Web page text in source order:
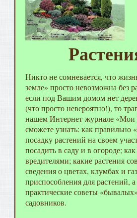
Никто не сомневается, что
земле» просто невозможна без
если под Вашим домом нет
(что просто невероятно!), то
нашем Интернет-журнале «Мои
сможете узнать: как правильно
посадку растений на своем
посадить в саду и в огороде; как
вредителями; какие растения
сведения о цветах, клумбах и
приспособления для растений,
практические советы
садовников.